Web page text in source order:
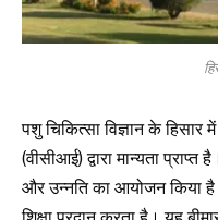
पशु चिकित्सा विज्ञान के हिसार
(वीसीआई) द्वारा मान्यता प्राप्त
और उन्नति का आयोजन किया